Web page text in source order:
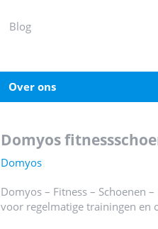
blog
over ons
domyos
Domyos
Domyos – Fitness – Schoenen
voor regelmatige trainingen en